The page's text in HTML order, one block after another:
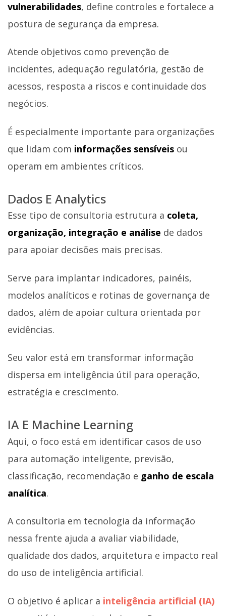
vulnerabilidades, define controles e fortalece a
postura de segurança da empresa.
Atende objetivos como prevenção de
incidentes, adequação regulatória, gestão de
acessos, resposta a riscos e continuidade dos
negócios.
É especialmente importante para organizações
que lidam com informações sensíveis ou
operam em ambientes críticos.
Dados E Analytics
Esse tipo de consultoria estrutura a coleta,
organização, integração e análise de dados
para apoiar decisões mais precisas.
Serve para implantar indicadores, painéis,
modelos analíticos e rotinas de governança de
dados, além de apoiar cultura orientada por
evidências.
Seu valor está em transformar informação
dispersa em inteligência útil para operação,
estratégia e crescimento.
IA E Machine Learning
Aqui, o foco está em identificar casos de uso
para automação inteligente, previsão,
classificação, recomendação e ganho de escala
analítica.
A consultoria em tecnologia da informação
nessa frente ajuda a avaliar viabilidade,
qualidade dos dados, arquitetura e impacto real
do uso de inteligência artificial.
O objetivo é aplicar a inteligência artificial (IA)